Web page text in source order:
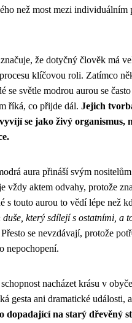
než most mezi individuálním
že dotyčný člověk má
klíčovou roli. Zatímco
se světle modrou aurou se
říká, co přijde dál. Jejich
se jako živý organismus,
aura přináší svým
vždy aktem odvahy, protože
s touto aurou to vědí lépe než
který sdílejí s ostatními, a
Přesto se nevzdávají, protože
nepochopení.
nacházet krásu v
gesta ani dramatické události,
dopadající na starý dřevěný